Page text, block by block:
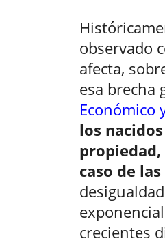
observado
afecta,
esa brecha
Económico
los
propiedad,
caso de
crecientes